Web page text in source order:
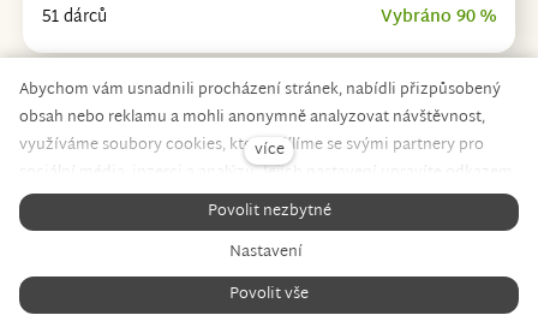
51 dárců Vybráno 90 %
Abychom vám usnadnili procházení stránek, nabídli přizpůsobený
obsah nebo reklamu a mohli anonymně analyzovat návštěvnost,
využíváme soubory cookies, které sdílíme se svými partnery pro
sociální média, inzerci a analýzu. Jejich nastavení upravíte odkazem
"Nastavení cookies" a kdykoliv jej můžete změnit v patičce webu.
Podrobnější informace najdete v našichZásadách ochrany osobních
a používání souborů cookies. Souhlasíte s používáním
cookies?
více
Povolit nezbytné
Nastavení
Povolit vše